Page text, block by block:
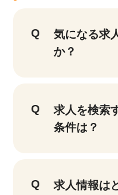
気になる求
か？
求人を検索
条件は？
求人情報は